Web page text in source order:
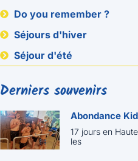
Do you remember ?
Séjours d'hiver
Séjour d'été
Derniers souvenirs
Abondance
17 jours en
les